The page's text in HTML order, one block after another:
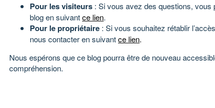
Pour les visiteurs : Si vous avez des questions,
blog en suivantce lien.
Pour le propriétaire : Si vous souhaitez rétablir
nous contacter en suivantce lien.
Nous espérons que ce blog pourra être de nouveau
compréhension.